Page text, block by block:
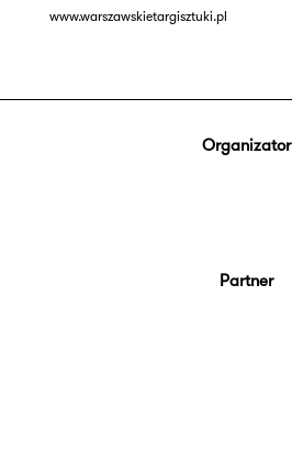
www.warszawskietargisztuki.pl
Organizator
Partner